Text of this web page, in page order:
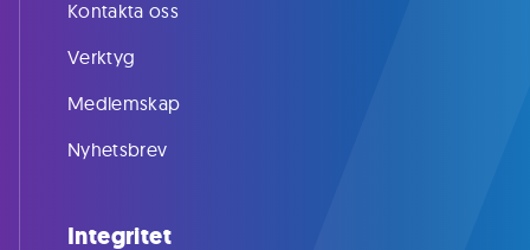
Kontakta oss
Verktyg
Medlemskap
Nyhetsbrev
Integritet